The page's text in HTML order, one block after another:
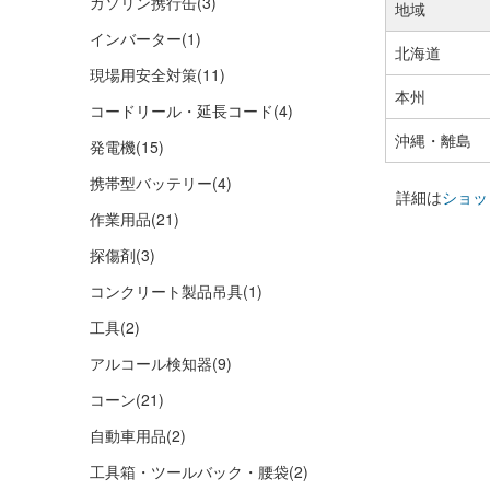
インバーター(1)
現場用安全対策(11)
コードリール・延長コード(4)
発電機(15)
携帯型バッテリー(4)
作業用品(21)
探傷剤(3)
コンクリート製品吊具(1)
工具(2)
アルコール検知器(9)
コーン(21)
自動車用品(2)
工具箱・ツールバック・腰袋(2)
地域
北海道
本州
沖縄・離島
詳細はショ